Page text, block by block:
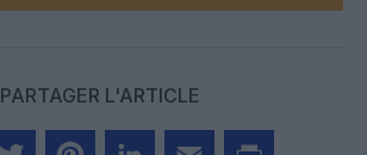
PARTAGER L'ARTICLE